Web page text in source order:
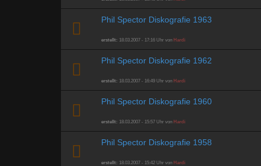
Phil Spector Diskografie 1963
erstellt: 18.03.2007 - 17:16 Uhr von Hardi
Phil Spector Diskografie 1962
erstellt: 18.03.2007 - 16:49 Uhr von Hardi
Phil Spector Diskografie 1960
erstellt: 18.03.2007 - 15:57 Uhr von Hardi
Phil Spector Diskografie 1958
erstellt: 18.03.2007 - 15:42 Uhr von Hardi